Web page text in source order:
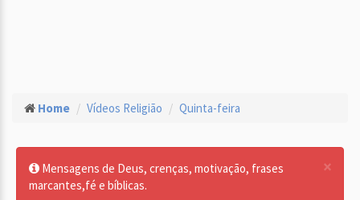
Home Vídeos Religião Quinta-feira
×
Mensagens de Deus, crenças, motivação, frases
marcantes,fé e bíblicas.